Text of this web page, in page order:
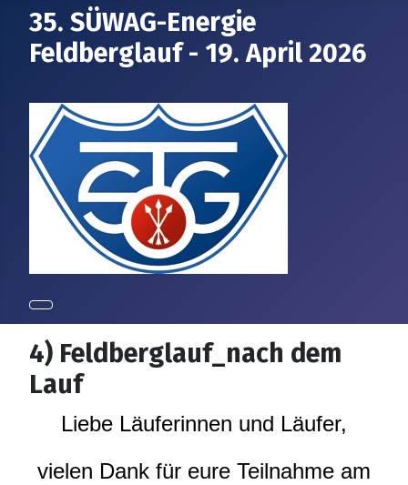
35. SÜWAG-Energie
Feldberglauf - 19. April 2026
4) Feldberglauf_nach dem
Lauf
Liebe Läuferinnen und Läufer,
vielen Dank für eure Teilnahme am